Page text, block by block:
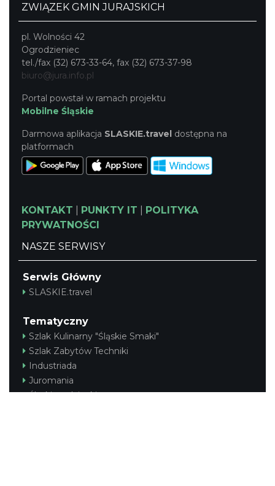
ZWIĄZEK GMIN JURAJSKICH
pl. Wolności 42
Ogrodzieniec
tel./fax (32) 673-33-64, fax (32) 673-37-98
biuro@jura.info.pl
Portal powstał w ramach projektu
Mobilne Śląskie
Darmowa aplikacja SLASKIE.travel dostępna na
platformach
KONTAKT PUNKTY IT
POLITYKA
PRYWATNOŚCI
NASZE SERWISY
Serwis Główny
SLASKIE.travel
Tematyczny
Szlak Kulinarny "Śląskie Smaki"
Szlak Zabytów Techniki
Industriada
Juromania
Śląskie z dzieckiem